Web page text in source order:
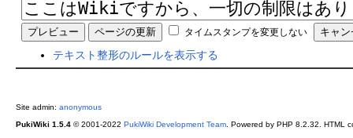
タイムスタンプを変更しない
テキスト整形のルールを表示する
Site admin: anonymous
PukiWiki 1.5.4© 2001-2022 PukiWiki Development Team. Powered by PHP 8.2.32. HTML